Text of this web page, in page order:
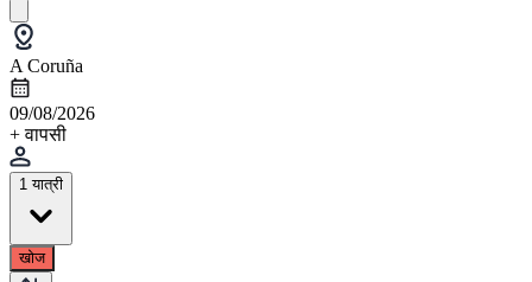
A Coruña
09/08/2026
+ वापसी
1 यात्री
खोज